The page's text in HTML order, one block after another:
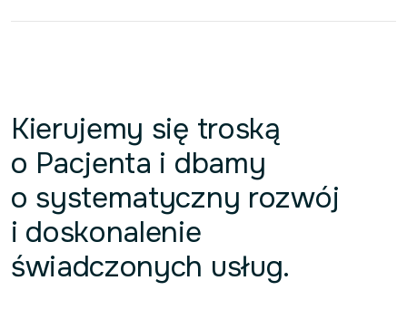
Kierujemy się troską
o Pacjenta i dbamy
o systematyczny rozwój
i doskonalenie
świadczonych usług.